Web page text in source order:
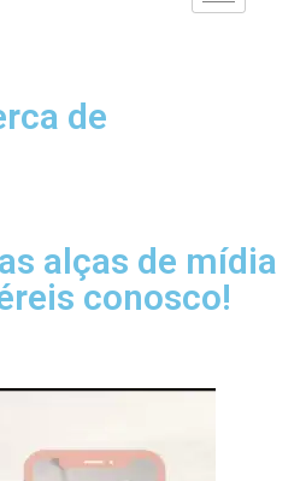
de
alças de mídia
conosco!